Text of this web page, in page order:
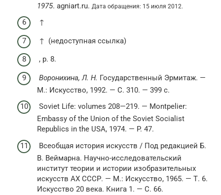
1975. agniart.ru. Дата обращения: 15 июля 2012.
↑
↑ (недоступная ссылка)
, p. 8.
Воронихина, Л. Н. Государственный Эрмитаж. —
М.: Искусство, 1992. — С. 310. — 399 с.
Soviet Life: volumes 208—219. — Montpelier:
Embassy of the Union of the Soviet Socialist
Republics in the USA, 1974. — P. 47.
Всеобщая история искусств / Под редакцией Б.
В. Веймарна. Научно-исследовательский
институт теории и истории изобразительных
искусств АХ СССР. — М.: Искусство, 1965. — Т. 6.
Искусство 20 века. Книга 1. — С. 66.